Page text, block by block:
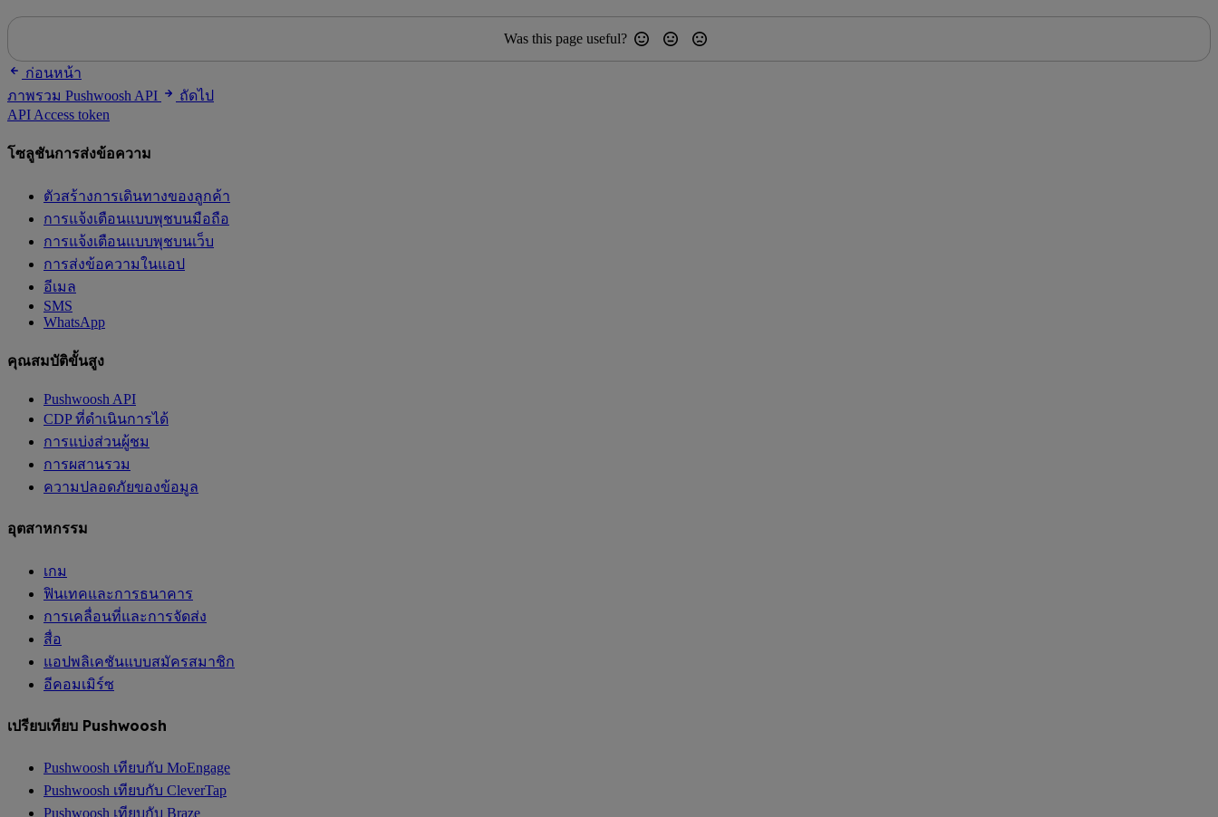
Was this page useful?
ก่อนหน้า
ภาพรวม Pushwoosh API
ถัดไป
API Access token
โซลูชันการส่งข้อความ
ตัวสร้างการเดินทางของลูกค้า
การแจ้งเตือนแบบพุชบนมือถือ
การแจ้งเตือนแบบพุชบนเว็บ
การส่งข้อความในแอป
อีเมล
SMS
WhatsApp
คุณสมบัติขั้นสูง
Pushwoosh API
CDP ที่ดำเนินการได้
การแบ่งส่วนผู้ชม
การผสานรวม
ความปลอดภัยของข้อมูล
อุตสาหกรรม
เกม
ฟินเทคและการธนาคาร
การเคลื่อนที่และการจัดส่ง
สื่อ
แอปพลิเคชันแบบสมัครสมาชิก
อีคอมเมิร์ซ
เปรียบเทียบ Pushwoosh
Pushwoosh เทียบกับ MoEngage
Pushwoosh เทียบกับ CleverTap
Pushwoosh เทียบกับ Braze